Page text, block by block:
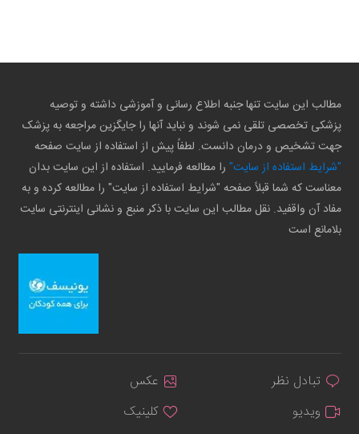
مطالب این سایت تنها جنبه اطلاع رسانی و آموزشی داشته و توصیه
پزشکی تخصصی تلقی نمی شوند و نباید آنها را جایگزین مراجعه به پزشک
جهت تشخیص و درمان دانست. لطفاً پیش از استفاده از سایت صفحه
"شرایط استفاده از سایت" را مطالعه فرمایید. استفاده از این سایت بدان
معناست که شما قبلاً صفحه "شرایط استفاده از سایت" را مطالعه کرده و به
مفاد آن واقفید. نقل مطالب این سایت با ذکر منبع و نشانی اینترنتی سایت
بلامانع است
تبادل نظر
عکس
ویدیو
کلینیک